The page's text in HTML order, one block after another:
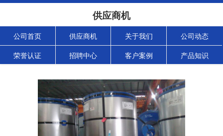
供应商机
公司首页 供应商机 关于我们 公司动态
荣誉认证 招聘中心 客户案例 产品知识